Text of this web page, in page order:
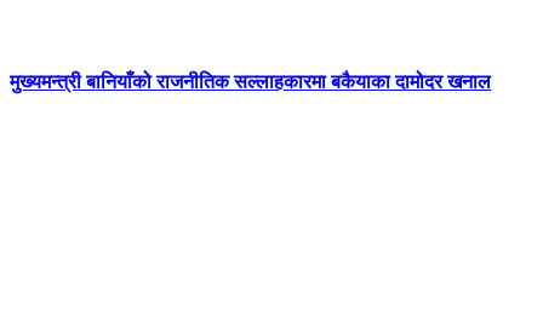
मुख्यमन्त्री बानियाँको राजनीतिक सल्लाहकारमा बकैयाका दामोदर खनाल